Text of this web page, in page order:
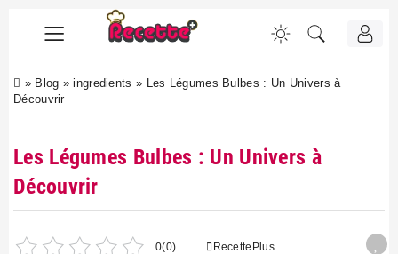
» Blog »ingredients » Les Légumes Bulbes : Un Univers à
Découvrir
Les Légumes Bulbes : Un Univers à
Découvrir
0(0) RecettePlus